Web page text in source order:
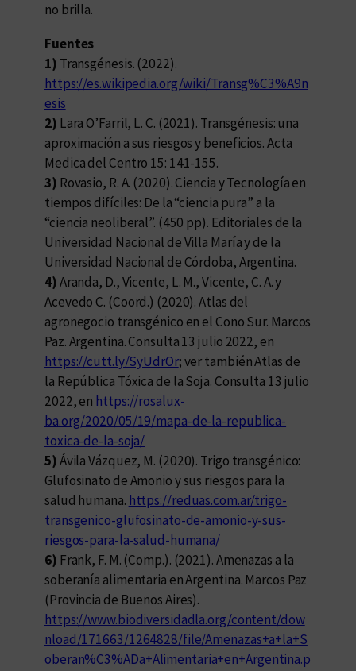
no brilla.
Fuentes
1) Transgénesis. (2022).
https://es.wikipedia.org/wiki/Transg%C3%A9n
esis
2) Lara O’Farril, L. C. (2021). Transgénesis: una
aproximación a sus riesgos y beneficios. Acta
Medica del Centro 15: 141-155.
3) Rovasio, R. A. (2020). Ciencia y Tecnología en
tiempos difíciles: De la “ciencia pura” a la
“ciencia neoliberal”. (450 pp). Editoriales de la
Universidad Nacional de Villa María y de la
Universidad Nacional de Córdoba, Argentina.
4)Aranda, D., Vicente, L. M., Vicente, C. A. y
Acevedo C. (Coord.) (2020). Atlas del
agronegocio transgénico en el Cono Sur. Marcos
Paz. Argentina. Consulta 13 julio 2022, en
https://cutt.ly/SyUdrOr; ver también Atlas de
la República Tóxica de la Soja. Consulta 13 julio
2022, en https://rosalux-
ba.org/2020/05/19/mapa-de-la-republica-
toxica-de-la-soja/
5)Ávila Vázquez, M. (2020). Trigo transgénico:
Glufosinato de Amonio y sus riesgos para la
salud humana. https://reduas.com.ar/trigo-
transgenico-glufosinato-de-amonio-y-sus-
riesgos-para-la-salud-humana/
6) Frank, F. M. (Comp.). (2021). Amenazas a la
soberanía alimentaria en Argentina. Marcos Paz
(Provincia de Buenos Aires).
https://www.biodiversidadla.org/content/dow
nload/171663/1264828/file/Amenazas+a+la+S
oberan%C3%ADa+Alimentaria+en+Argentina.p